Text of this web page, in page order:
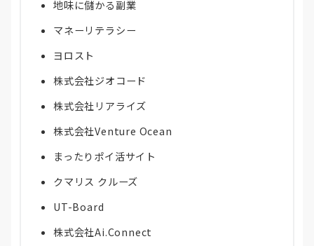
地味に儲かる副業
マネーリテラシー
ヨロスト
株式会社ジオコード
株式会社リアライズ
株式会社Venture Ocean
まったりポイ活サイト
クマリス クルーズ
UT-Board
株式会社Ai.Connect